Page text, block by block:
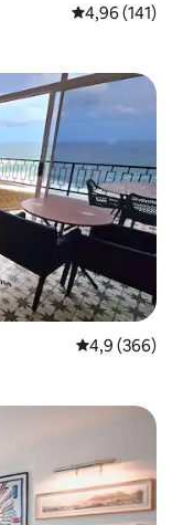
4,96 de
4,96 (141)
4,9 de
4,9 (366)